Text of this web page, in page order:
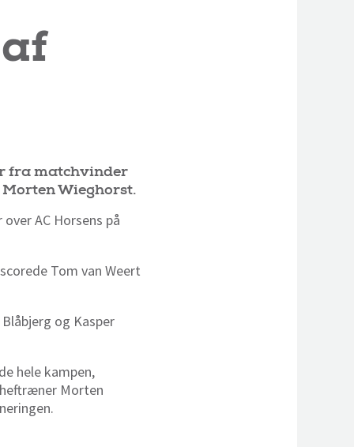
fra matchvinder
Wieghorst.
AC Horsens på
Tom van Weert
og Kasper
hele kampen,
Morten